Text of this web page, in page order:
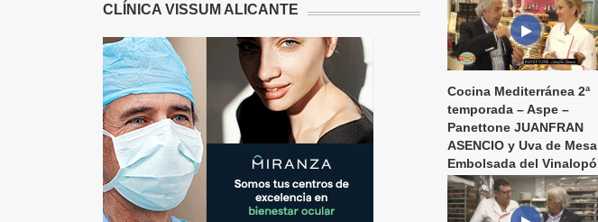
CLÍNICA VISSUM ALICANTE
Cocina Mediterránea 2ª
temporada – Aspe –
Panettone JUANFRAN
ASENCIO y Uva de Mesa
Embolsada del Vinalopó